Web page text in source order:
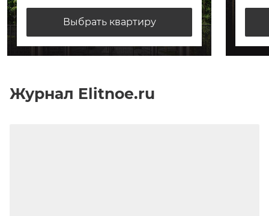
Выбрать квартиру
Журнал Elitnoe.ru